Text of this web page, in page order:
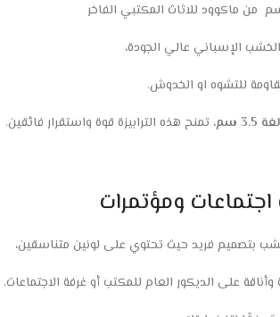
الإسباني عالي الجودة،
للتشوه او الخدوش.
سم ، تمنح هذه الترابيزة قوة واستقرار فائقين.
اجتماعات ومؤتمرات
خشب بتصميم فريد حيث تحتوي على لونين متناسقين،
على الديكور العام للمكتب أو غرفة الاجتماعات.